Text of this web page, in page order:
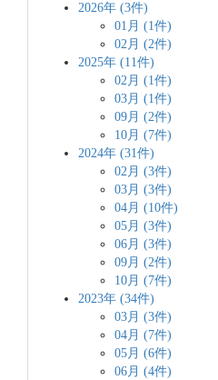
2026年 (3件)
01月 (1件)
02月 (2件)
2025年 (11件)
02月 (1件)
03月 (1件)
09月 (2件)
10月 (7件)
2024年 (31件)
02月 (3件)
03月 (3件)
04月 (10件)
05月 (3件)
06月 (3件)
09月 (2件)
10月 (7件)
2023年 (34件)
03月 (3件)
04月 (7件)
05月 (6件)
06月 (4件)